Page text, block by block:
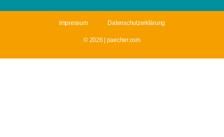
Impressum Datenschutzerklärung
© 2026 | paecher.com